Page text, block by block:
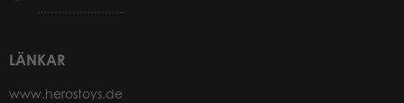
LÄNKAR
www.herostoys.de